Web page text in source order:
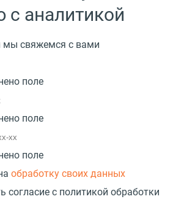
аналитикой
мы свяжемся с вами
поле
поле
поле
обработку своих данных
согласие с политикой обработки